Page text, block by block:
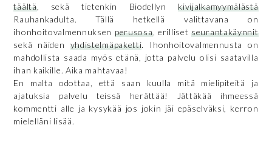
täältä, sekä tietenkin Biodellynkivijalkamyymälästä
Rauhankadulta. Tällä hetkellä valittavana on
ihonhoitovalmennuksen perusosa, erillisetseurantakäynnit
sekä näiden yhdistelmäpaketti. Ihonhoitovalmennusta on
mahdollista saada myös etänä, jotta palvelu olisi saatavilla
ihan kaikille. Aika mahtavaa!
En malta odottaa, että saan kuulla mitä mielipiteitä ja
ajatuksia palvelu teissä herättää! Jättäkää ihmeessä
kommentti alle ja kysykää jos jokin jäi epäselväksi, kerron
mielelläni lisää.